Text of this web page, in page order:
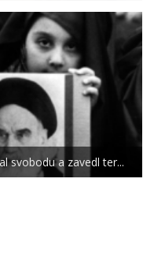
svobodu a zavedl ter...